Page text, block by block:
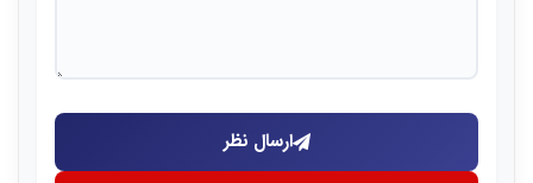
ارسال نظر